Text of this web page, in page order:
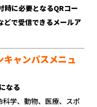
時に必要となるQRコー
どで受信できるメールア
キャンパスメニュ
なる
学、動物、医療、スポ